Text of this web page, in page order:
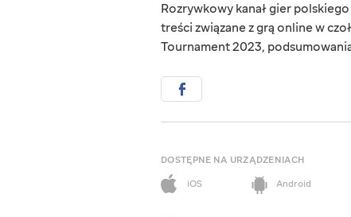
Rozrywkowy kanał gier
treści związane z grą online w
Tournament 2023,
DOSTĘPNE NA URZĄDZENIACH
iOS
Android